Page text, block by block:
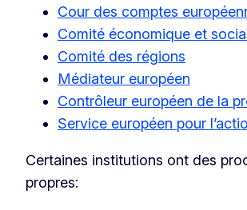
Cour des comptes
Comité économique et
Comité des régions
Médiateur européen
Contrôleur européen de la
Service européen pour
Certaines institutions ont des
propres: